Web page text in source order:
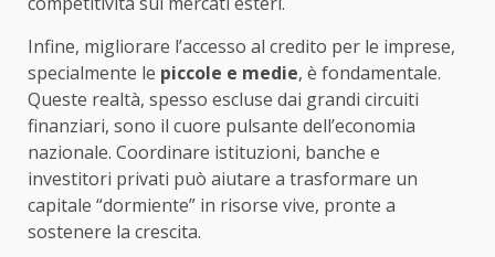
Infine, migliorare l’accesso al credito per le imprese,
specialmente le piccole e medie, è fondamentale.
Queste realtà, spesso escluse dai grandi circuiti
finanziari, sono il cuore pulsante dell’economia
nazionale. Coordinare istituzioni, banche e
investitori privati può aiutare a trasformare un
capitale “dormiente” in risorse vive, pronte a
sostenere la crescita.